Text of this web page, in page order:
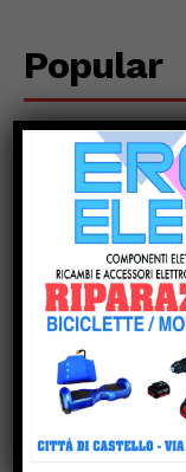
Popular